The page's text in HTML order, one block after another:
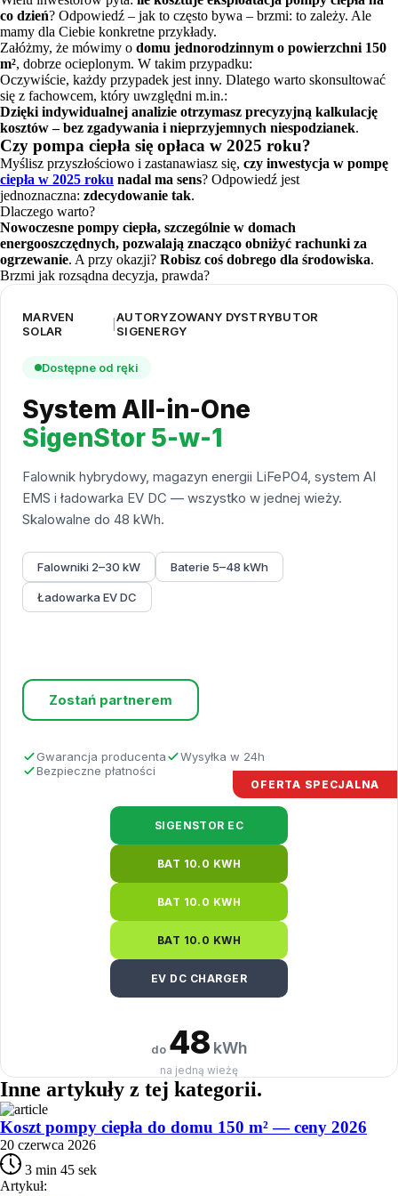
co dzień? Odpowiedź – jak to często bywa – brzmi: to zależy. Ale
mamy dla Ciebie konkretne przykłady.
Załóżmy, że mówimy o domu jednorodzinnym o powierzchni 150
m², dobrze ocieplonym. W takim przypadku:
Oczywiście, każdy przypadek jest inny. Dlatego warto skonsultować
się z fachowcem, który uwzględni m.in.:
Dzięki indywidualnej analizie otrzymasz precyzyjną kalkulację
kosztów – bez zgadywania i nieprzyjemnych niespodzianek.
Czy pompa ciepła się opłaca w 2025 roku?
Myślisz przyszłościowo i zastanawiasz się, czy inwestycja w pompę
ciepła w 2025 roku nadal ma sens? Odpowiedź jest
jednoznaczna: zdecydowanie tak.
Dlaczego warto?
Nowoczesne pompy ciepła, szczególnie w domach
energooszczędnych, pozwalają znacząco obniżyć rachunki za
ogrzewanie. A przy okazji? Robisz coś dobrego dla środowiska.
Brzmi jak rozsądna decyzja, prawda?
MARVEN
SOLAR
|AUTORYZOWANY DYSTRYBUTOR
SIGENERGY
Dostępne od ręki
System All-in-One
SigenStor 5-w-1
Falownik hybrydowy, magazyn energii LiFePO4, system AI
EMS i ładowarka EV DC — wszystko w jednej wieży.
Skalowalne do 48 kWh.
Falowniki 2–30 kW Baterie 5–48 kWh
Ładowarka EV DC
Zostań partnerem
Gwarancja producenta
Wysyłka w 24h
Bezpieczne płatności
OFERTA SPECJALNA
SIGENSTOR EC
BAT 10.0 KWH
BAT 10.0 KWH
BAT 10.0 KWH
EV DC CHARGER
do 48 kWh
na jedną wieżę
Inne artykuły z tej kategorii.
Koszt pompy ciepła do domu 150 m² — ceny 2026
20 czerwca 2026
3 min 45 sek
Artykuł: